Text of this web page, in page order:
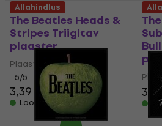
The Beatles Heads &
Stripes Triigitav
plaaster
Plaaster / märk
5/5
3,39 €3,49 €
Laos olemas
Allahindlus